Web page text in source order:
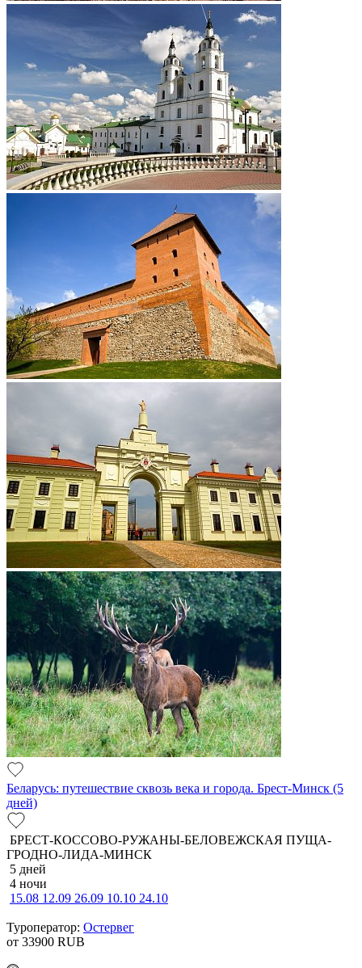
Беларусь: путешествие сквозь века и города. Брест-Минск (5
дней)
БРЕСТ-КОССОВО-РУЖАНЫ-БЕЛОВЕЖСКАЯ ПУЩА-
ГРОДНО-ЛИДА-МИНСК
5 дней
4 ночи
15.08 12.09 26.09 10.10 24.10
Туроператор: Остервег
от 33900 RUB